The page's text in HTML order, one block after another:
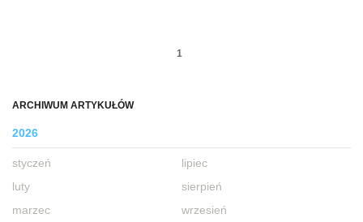
ARCHIWUM ARTYKUŁÓW
2026
styczeń
luty
marzec
lipiec
sierpień
wrzesień
1